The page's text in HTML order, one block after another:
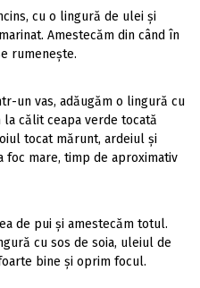
cu o lingură de ulei și
Amestecăm din când în
rumenește.
un vas, adăugăm o lingură cu
călit ceapa verde tocată
tocat mărunt, ardeiul și
mare, timp de aproximativ
de pui și amestecăm totul.
cu sos de soia, uleiul de
bine și oprim focul.